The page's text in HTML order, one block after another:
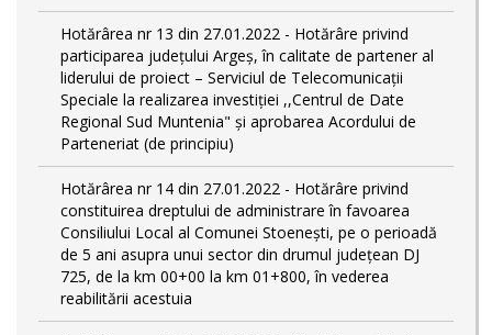
Hotărârea nr 13 din 27.01.2022 - Hotărâre privind
participarea județului Argeș, în calitate de partener al
liderului de proiect – Serviciul de Telecomunicații
Speciale la realizarea investiției ,,Centrul de Date
Regional Sud Muntenia" și aprobarea Acordului de
Parteneriat (de principiu)
Hotărârea nr 14 din 27.01.2022 - Hotărâre privind
constituirea dreptului de administrare în favoarea
Consiliului Local al Comunei Stoenești, pe o perioadă
de 5 ani asupra unui sector din drumul județean DJ
725, de la km 00+00 la km 01+800, în vederea
reabilitării acestuia